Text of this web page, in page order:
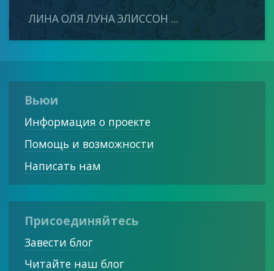
ЛИНА ОЛЯ ЛУНА ЭЛИССОН ...
Вьюи
Информация о проекте
Помощь и возможности
Написать нам
Присоединяйтесь
Завести блог
Читайте наш блог